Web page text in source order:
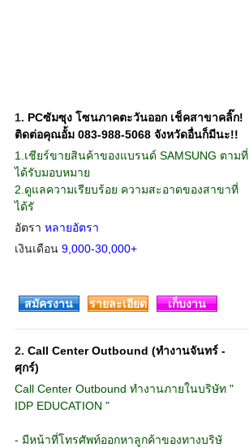
1. PCซัมซุง โซนภาคตะวันออก เช็คสาขาคลิ๊ก!
ติดต่อคุณอั้ม 083-988-5068 จังหวัดอื่นก็มีนะ!!
1.เชียร์ขายสินค้าของแบรนด์ SAMSUNG ตามที่
ได้รับมอบหมาย
2.ดูแลความเรียบร้อย ความสะอาดของสาขาที่
ได้รั
อัตรา หลายอัตรา
เงินเดือน 9,000-30,000+
สมัครงาน
รายละเอียด เก็บงาน
2. Call Center Outbound (ทำงานจันทร์ -
ศุกร์)
Call Center Outbound ทำงานภายในบริษัท "
IDP EDUCATION "
- มีหน้าที่โทรศัพท์ออกหาลูกค้าของทางบริษั